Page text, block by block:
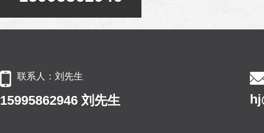
联系人：刘先生
15995862946 刘先生